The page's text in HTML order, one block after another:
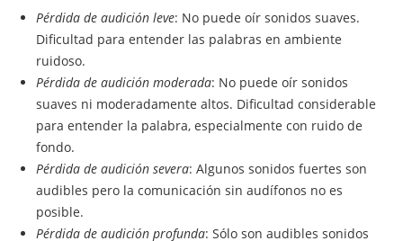
Pérdida de audición leve: No puede oír sonidos suaves.
Dificultad para entender las palabras en ambiente
ruidoso.
Pérdida de audición moderada: No puede oír sonidos
suaves ni moderadamente altos. Dificultad considerable
para entender la palabra, especialmente con ruido de
fondo.
Pérdida de audición severa: Algunos sonidos fuertes son
audibles pero la comunicación sin audífonos no es
posible.
Pérdida de audición profunda: Sólo son audibles sonidos